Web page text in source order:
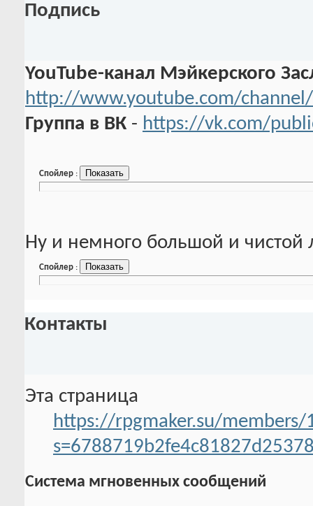
Подпись
YouTube-канал Мэйкерского
http://www.youtube.com/channel/
Группа в ВК - https://vk.com/
Спойлер :
Ну и немного большой и чистой
Спойлер :
Контакты
Эта страница
https://rpgmaker.su/members/
Система мгновенных сообщений